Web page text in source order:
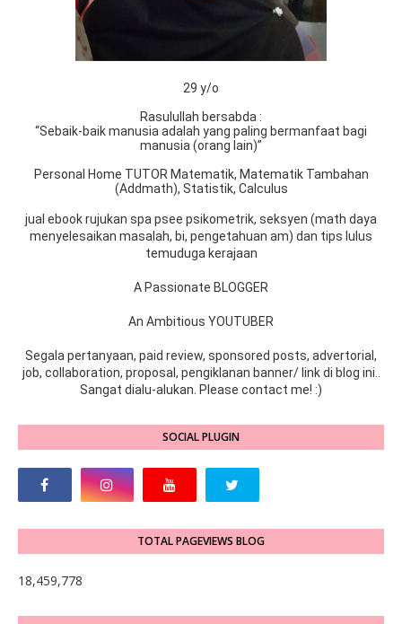
29 y/o
Rasulullah bersabda :
“Sebaik-baik manusia adalah yang paling bermanfaat bagi
manusia (orang lain)”
Personal Home TUTOR Matematik, Matematik Tambahan
(Addmath), Statistik, Calculus
jual ebook rujukan spa psee psikometrik, seksyen (math daya
menyelesaikan masalah, bi, pengetahuan am) dan tips lulus
temuduga kerajaan
A Passionate BLOGGER
An Ambitious YOUTUBER
Segala pertanyaan, paid review, sponsored posts, advertorial,
job, collaboration, proposal, pengiklanan banner/ link di blog ini..
Sangat dialu-alukan. Please contact me! :)
SOCIAL PLUGIN
TOTAL PAGEVIEWS BLOG
18,459,778